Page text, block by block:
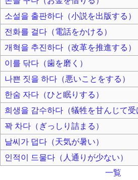
소설을 출판하다（小説を出版する）
전화를 걸다（電話をかける）
개혁을 추진하다（改革を推進する）
이를 닦다（歯を磨く）
나쁜 짓을 하다（悪いことをする）
한숨 자다（ひと眠りする）
희생을 감수하다（犠牲を甘んじて受
꽉 차다（ぎっしり詰まる）
날씨가 덥다（天気が暑い）
인적이 드물다（人通りが少ない）
一覧